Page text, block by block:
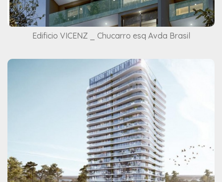
Edificio VICENZ _ Chucarro esq Avda Brasil